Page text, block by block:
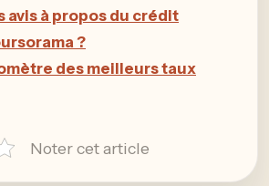
avis à propos du crédit
?
des meilleurs taux
Noter cet article